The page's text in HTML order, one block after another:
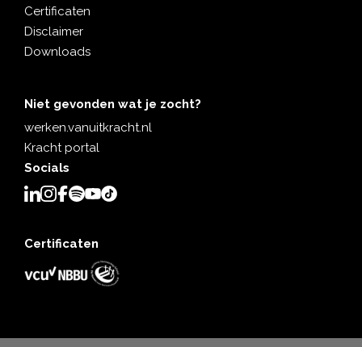
Certificaten
Disclaimer
Downloads
Niet gevonden wat je zocht?
werken.vanuitkracht.nl
Kracht portal
Socials
Certificaten